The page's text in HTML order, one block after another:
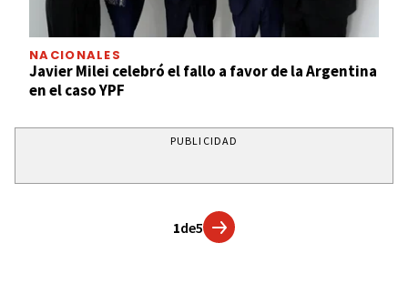
NACIONALES
Javier Milei celebró el fallo a favor de la Argentina
en el caso YPF
PUBLICIDAD
1de5